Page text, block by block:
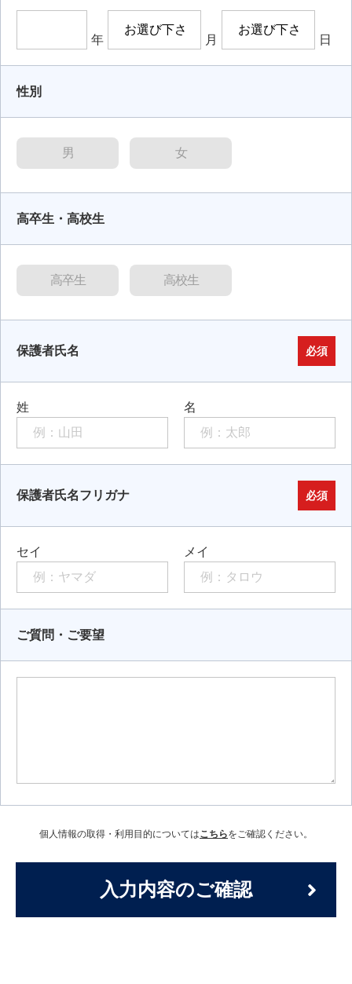
年 月 日
性別
男 女
高卒生・高校生
高卒生 高校生
保護者氏名 必須
姓 名
保護者氏名フリガナ 必須
セイ メイ
ご質問・ご要望
個人情報の取得・利用目的についてはこちらをご確認ください。
入力内容のご確認